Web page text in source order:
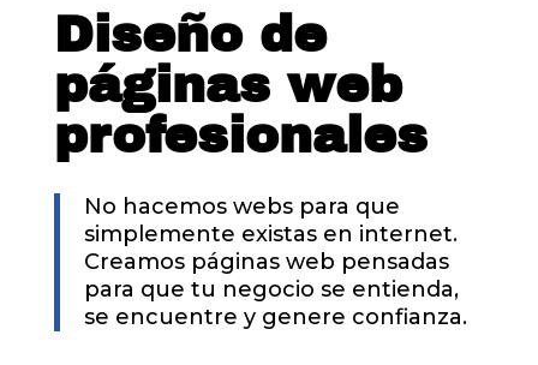
Diseño de
páginas web
profesionales
No hacemos webs para que
simplemente existas en internet.
Creamos páginas web pensadas
para que tu negocio se entienda,
se encuentre y genere confianza.